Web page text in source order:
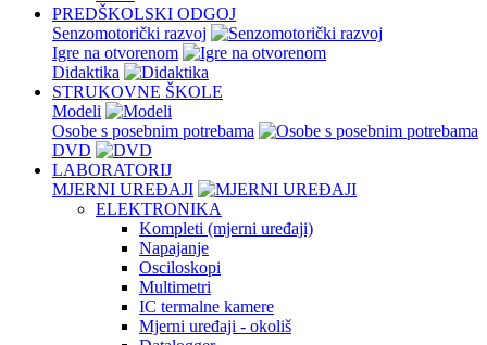
PREDŠKOLSKI ODGOJ
Senzomotorički razvoj
Igre na otvorenom
Didaktika
STRUKOVNE ŠKOLE
Modeli
Osobe s posebnim potrebama
DVD
LABORATORIJ
MJERNI UREĐAJI
ELEKTRONIKA
Kompleti (mjerni uređaji)
Napajanje
Osciloskopi
Multimetri
IC termalne kamere
Mjerni uređaji - okoliš